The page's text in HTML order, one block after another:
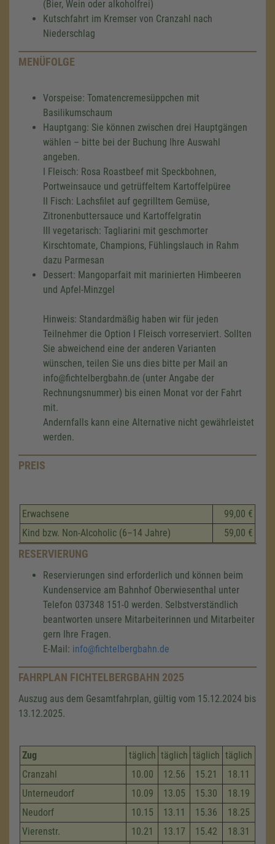
(Bier, Wein oder alkoholfrei)
Kutschfahrt im Kremser von Cranzahl nach
Niederschlag
MENÜFOLGE
Vorspeise: Tomatencremesüppchen mit
Basilikumschaum
Hauptgang: Sie können zwischen drei Hauptgängen
wählen – bitte bei der Buchung Ihre Auswahl
angeben.
I Fleisch: Rosa Roastbeef mit Speckbohnen,
Portweinsauce und getrüffeltem Kartoffelpüree
II Fisch: Lachsfilet auf gegrilltem Gemüse,
Zitronenbuttersauce und Kartoffelgratin
III vegetarisch: Tagliarini mit geschmorter
Kirschtomate, Champions, Fühlingslauch in Rahm
dazu Parmesan
Dessert: Mangoparfait mit marinierten Himbeeren
und Apfel-Minzgel
Hinweis: Standardmäßig haben wir für jeden
Teilnehmer die Option I Fleisch vorreserviert. Sollten
Sie abweichend eine der anderen Varianten
wünschen, teilen Sie uns dies bitte per Mail an
info@fichtelbergbahn.de (unter Angabe der
Rechnungsnummer) bis einen Monat vor der Fahrt
mit.
Andernfalls kann eine Alternative nicht gewährleistet
werden.
PREIS
Erwachsene
99,00 €
Kind bzw. Non-Alcoholic (6–14 Jahre)
59,00 €
RESERVIERUNG
Reservierungen sind erforderlich und können beim
Kundenservice am Bahnhof Oberwiesenthal unter
Telefon 037348 151-0 werden. Selbstverständlich
beantworten unsere Mitarbeiterinnen und Mitarbeiter
gern Ihre Fragen.
E-Mail: info@fichtelbergbahn.de
FAHRPLAN FICHTELBERGBAHN 2025
Auszug aus dem Gesamtfahrplan, gültig vom 15.12.2024 bis
13.12.2025.
Zug täglich täglich täglich täglich
Cranzahl
10.00 12.56 15.21
18.11
Unterneudorf
10.09 13.05 15.30
18.19
Neudorf
10.15 13.11 15.36
18.25
Vierenstr.
10.21 13.17 15.42
18.31